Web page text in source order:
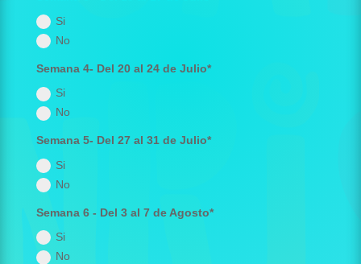
Si
No
Semana 4- Del 20 al 24 de Julio*
Si
No
Semana 5- Del 27 al 31 de Julio*
Si
No
Semana 6 - Del 3 al 7 de Agosto*
Si
No